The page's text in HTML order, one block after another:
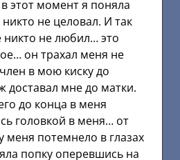
этот момент я поняла
не целовал. И так
не любил… это
он трахал меня не
в мою киску до
доставал мне до матки.
до конца в меня
головкой в меня… от
меня потемнело в глазах
попку оперевшись на